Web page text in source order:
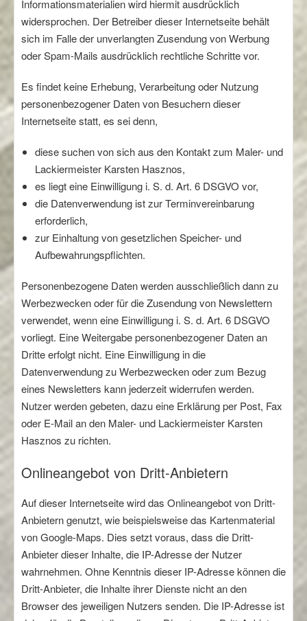
Informationsmaterialien wird hiermit ausdrücklich
widersprochen. Der Betreiber dieser Internetseite behält
sich im Falle der unverlangten Zusendung von Werbung
oder Spam-Mails ausdrücklich rechtliche Schritte vor.
Es findet keine Erhebung, Verarbeitung oder Nutzung
personenbezogener Daten von Besuchern dieser
Internetseite statt, es sei denn,
diese suchen von sich aus den Kontakt zum Maler- und
Lackiermeister Karsten Hasznos,
es liegt eine Einwilligung i. S. d. Art. 6 DSGVO vor,
die Datenverwendung ist zur Terminvereinbarung
erforderlich,
zur Einhaltung von gesetzlichen Speicher- und
Aufbewahrungspflichten.
Personenbezogene Daten werden ausschließlich dann zu
Werbezwecken oder für die Zusendung von Newslettern
verwendet, wenn eine Einwilligung i. S. d. Art. 6 DSGVO
vorliegt. Eine Weitergabe personenbezogener Daten an
Dritte erfolgt nicht. Eine Einwilligung in die
Datenverwendung zu Werbezwecken oder zum Bezug
eines Newsletters kann jederzeit widerrufen werden.
Nutzer werden gebeten, dazu eine Erklärung per Post, Fax
oder E-Mail an den Maler- und Lackiermeister Karsten
Hasznos zu richten.
Onlineangebot von Dritt-Anbietern
Auf dieser Internetseite wird das Onlineangebot von Dritt-
Anbietern genutzt, wie beispielsweise das Kartenmaterial
von Google-Maps. Dies setzt voraus, dass die Dritt-
Anbieter dieser Inhalte, die IP-Adresse der Nutzer
wahrnehmen. Ohne Kenntnis dieser IP-Adresse können die
Dritt-Anbieter, die Inhalte ihrer Dienste nicht an den
Browser des jeweiligen Nutzers senden. Die IP-Adresse ist